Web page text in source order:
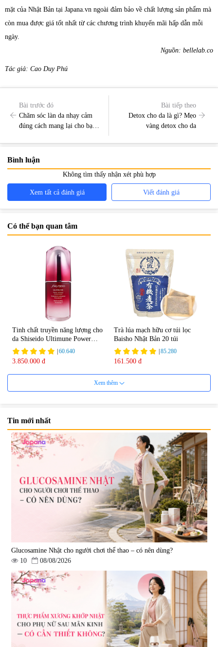
mặt của Nhật Bản tại Japana.vn ngoài đảm bảo về chất lượng sản phẩm mà
còn mua được giá tốt nhất từ các chương trình khuyến mãi hấp dẫn mỗi
ngày.
Nguồn: bellelab.co
Tác giả: Cao Duy Phú
Bài trước đó
Chăm sóc làn da nhạy cảm
đúng cách mang lại cho bạn
Bài tiếp theo
Detox cho da là gì? Mẹo
vàng detox cho da
Bình luận
Không tìm thấy nhận xét phù hợp
Xem tất cả đánh giá Viết đánh giá
Có thể bạn quan tâm
Tinh chất truyền năng lượng cho
da Shiseido Ultimune Power
75ml
60.640
3.850.000 đ
Trà lúa mạch hữu cơ túi lọc
Baisho Nhật Bản 20 túi
85.280
161.500 đ
Viên uống bổ não Ribeto Shoji
|57.920
1.450.000 đ
Viên nang uống cải thiện thị lực,
trí nhớ DHA + EPA + Flaxseed
Oil 30 viên/gói - Date 02/2027
|52.346
225.000 đ
Tẩy tế bào chết Nichiei Bussan
Nano NMN+ Peeling Gel
|0
1.490.000 đ
Viên uống hỗ trợ bền thành
mạch, ngừa tai biến Elastin Plus
& Nattokinase Hokoen 80 viên
0
980.000 đ
Xem thêm
Tin mới nhất
Glucosamine Nhật cho người chơi thể thao – có nên dùng?
10
08/08/2026